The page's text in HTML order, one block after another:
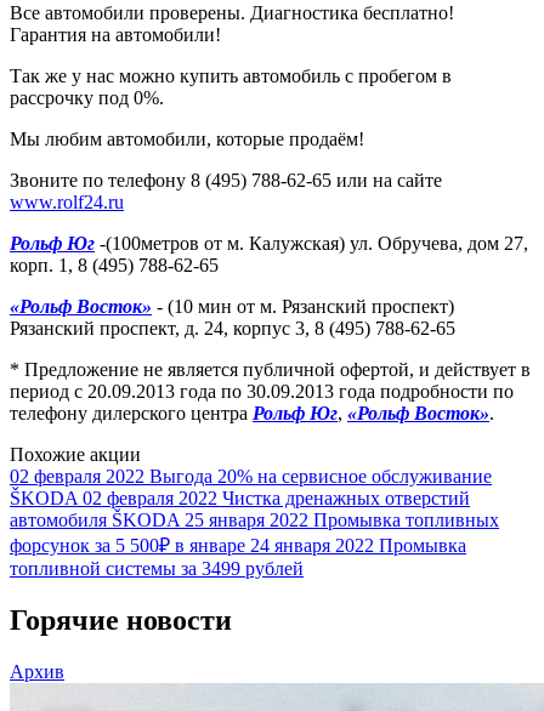
Все автомобили проверены. Диагностика бесплатно!
Гарантия на автомобили!
Так же у нас можно купить автомобиль с пробегом в
рассрочку под 0%.
Мы любим автомобили, которые продаём!
Звоните по телефону 8 (495) 788-62-65 или на сайте
www.rolf24.ru
Рольф Юг -(100метров от м. Калужская) ул. Обручева, дом 27,
корп. 1, 8 (495) 788-62-65
«Рольф Восток» - (10 мин от м. Рязанский проспект)
Рязанский проспект, д. 24, корпус 3, 8 (495) 788-62-65
* Предложение не является публичной офертой, и действует в
период с 20.09.2013 года по 30.09.2013 года подробности по
телефону дилерского центра Рольф Юг, «Рольф Восток».
Похожие акции
02 февраля 2022 Выгода 20% на сервисное обслуживание
ŠKODA 02 февраля 2022 Чистка дренажных отверстий
автомобиля ŠKODA 25 января 2022 Промывка топливных
форсунок за 5 500₽ в январе 24 января 2022 Промывка
топливной системы за 3499 рублей
Горячие новости
Архив